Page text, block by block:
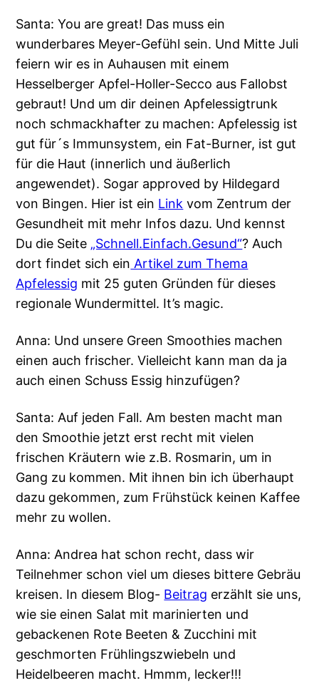
Santa: You are great! Das muss ein
wunderbares Meyer-Gefühl sein. Und Mitte Juli
feiern wir es in Auhausen mit einem
Hesselberger Apfel-Holler-Secco aus Fallobst
gebraut! Und um dir deinen Apfelessigtrunk
noch schmackhafter zu machen: Apfelessig ist
gut für´s Immunsystem, ein Fat-Burner, ist gut
für die Haut (innerlich und äußerlich
angewendet). Sogar approved by Hildegard
von Bingen. Hier ist ein Link vom Zentrum der
Gesundheit mit mehr Infos dazu. Und kennst
Du die Seite „Schnell.Einfach.Gesund“? Auch
dort findet sich ein Artikel zum Thema
Apfelessig mit 25 guten Gründen für dieses
regionale Wundermittel. It’s magic.
Anna: Und unsere Green Smoothies machen
einen auch frischer. Vielleicht kann man da ja
auch einen Schuss Essig hinzufügen?
Santa: Auf jeden Fall. Am besten macht man
den Smoothie jetzt erst recht mit vielen
frischen Kräutern wie z.B. Rosmarin, um in
Gang zu kommen. Mit ihnen bin ich überhaupt
dazu gekommen, zum Frühstück keinen Kaffee
mehr zu wollen.
Anna: Andrea hat schon recht, dass wir
Teilnehmer schon viel um dieses bittere Gebräu
kreisen. In diesem Blog- Beitrag erzählt sie uns,
wie sie einen Salat mit marinierten und
gebackenen Rote Beeten & Zucchini mit
geschmorten Frühlingszwiebeln und
Heidelbeeren macht. Hmmm, lecker!!!